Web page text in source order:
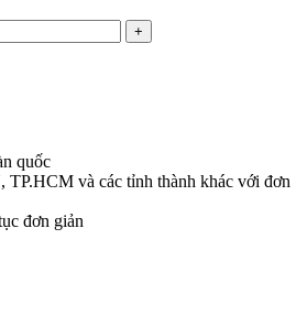
quốc
và các tỉnh thành khác với đơn
đơn giản